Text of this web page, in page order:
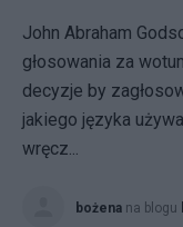
John Abraham
głosowania za
decyzje by
jakiego języka
wręcz...
bożena na blogu